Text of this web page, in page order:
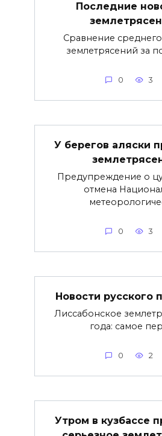
Последние
Сравнение
землетрясений за
0 3
У берегов аляски
Предупреждение о
отмена
0 3
Новости русского
Лиссабонское
года: самое
0 2
Утром в кузбассе